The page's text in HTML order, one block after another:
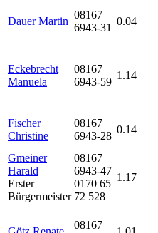
Dauer Martin
08167
6943-31
0.04
Eckebrecht
Manuela
08167
6943-59
1.14
Fischer
Christine
08167
6943-28
0.14
Gmeiner
Harald
Erster
Bürgermeister
08167
6943-47
0170 65
72 528
1.17
08167